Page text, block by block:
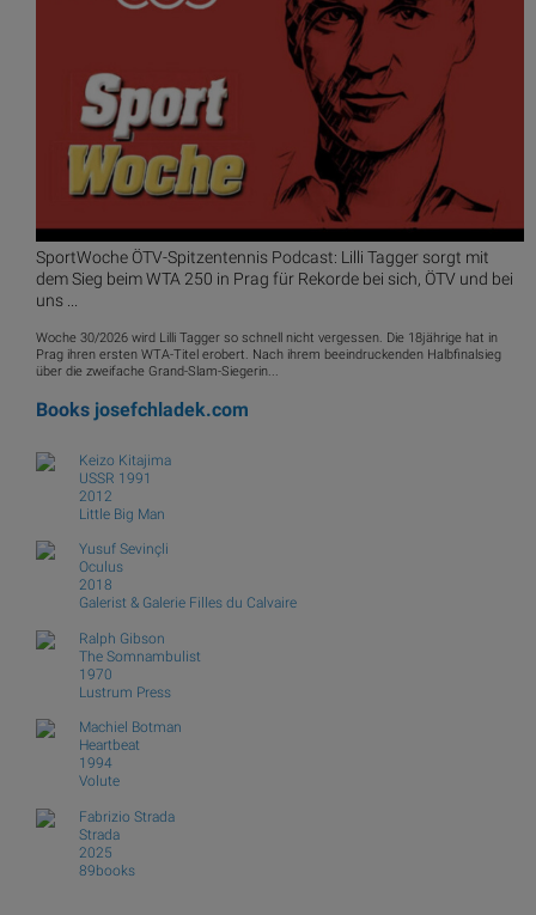
SportWoche ÖTV-Spitzentennis Podcast: Lilli Tagger sorgt mit
dem Sieg beim WTA 250 in Prag für Rekorde bei sich, ÖTV und bei
uns ...
Woche 30/2026 wird Lilli Tagger so schnell nicht vergessen. Die 18jährige hat in
Prag ihren ersten WTA-Titel erobert. Nach ihrem beeindruckenden Halbfinalsieg
über die zweifache Grand-Slam-Siegerin...
Books josefchladek.com
Keizo Kitajima
USSR 1991
2012
Little Big Man
Yusuf Sevinçli
Oculus
2018
Galerist & Galerie Filles du Calvaire
Ralph Gibson
The Somnambulist
1970
Lustrum Press
Machiel Botman
Heartbeat
1994
Volute
Fabrizio Strada
Strada
2025
89books